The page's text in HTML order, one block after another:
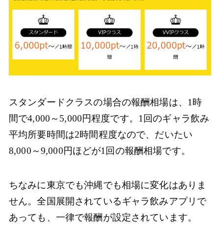
スタンダードクラスの場合の報酬相場は、1時
間で4,000～5,000円程度です。1回のギャラ飲み
平均所要時間は2時間程度なので、だいたい
8,000～9,000円ほどが1回の報酬相場です。
ちなみに東京でも沖縄でも相場に変化はありま
せん。全国展開されているギャラ飲みアプリで
あっても、一律で報酬が設定されています。